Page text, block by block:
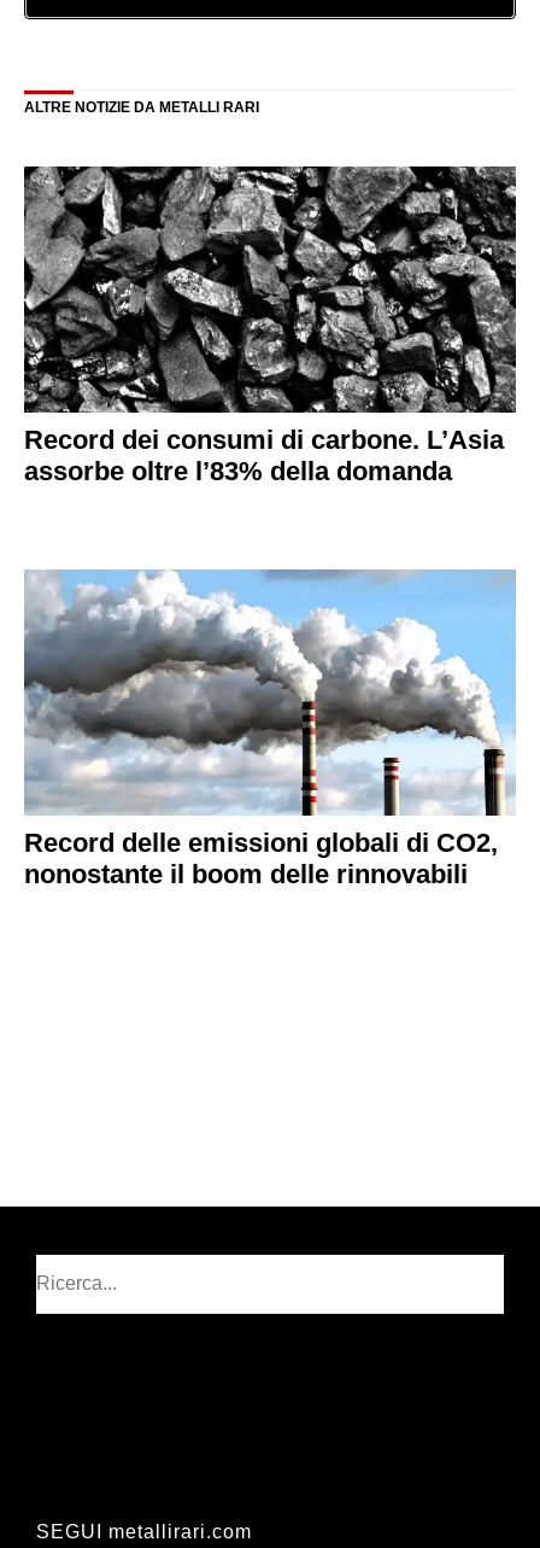
ALTRE NOTIZIE DA METALLI RARI
Record dei consumi di carbone. L’Asia
assorbe oltre l’83% della domanda
Record delle emissioni globali di CO2,
nonostante il boom delle rinnovabili
SEGUI metallirari.com